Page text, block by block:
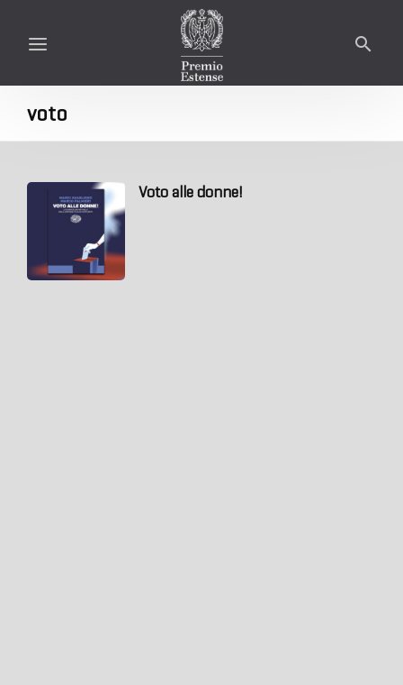
voto
Voto alle donne!